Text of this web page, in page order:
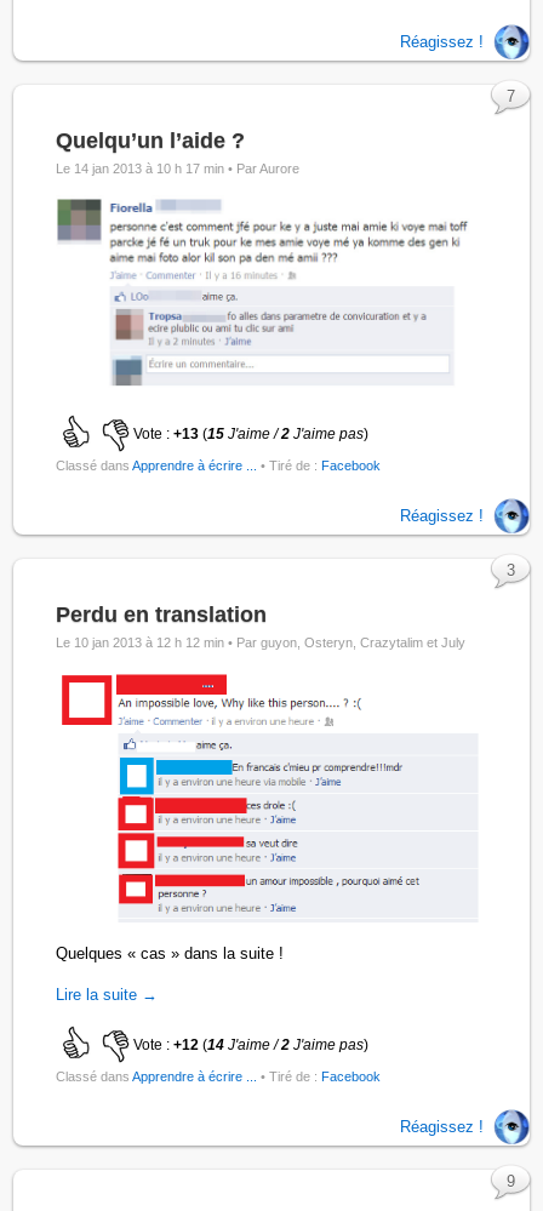
Réagissez !
Quelqu’un l’aide ?
Le 14 jan 2013 à 10 h 17 min • Par Aurore
Vote :+13 (15J'aime /2 J'aime pas)
Classé dansApprendre à écrire ...
7
• Tiré de :Facebook
Réagissez !
Perdu en translation
Le 10 jan 2013 à 12 h 12 min • Par guyon, Osteryn, Crazytalim et July
Quelques « cas » dans la suite !
Lire la suite →
Vote :+12 (14J'aime /2 J'aime pas)
Classé dansApprendre à écrire ...
3
• Tiré de :Facebook
Réagissez !
9